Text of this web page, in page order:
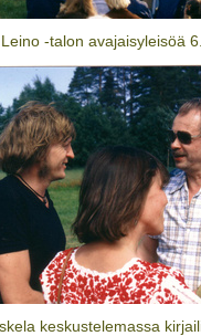
-talon avajaisyleisöä
keskustelemassa